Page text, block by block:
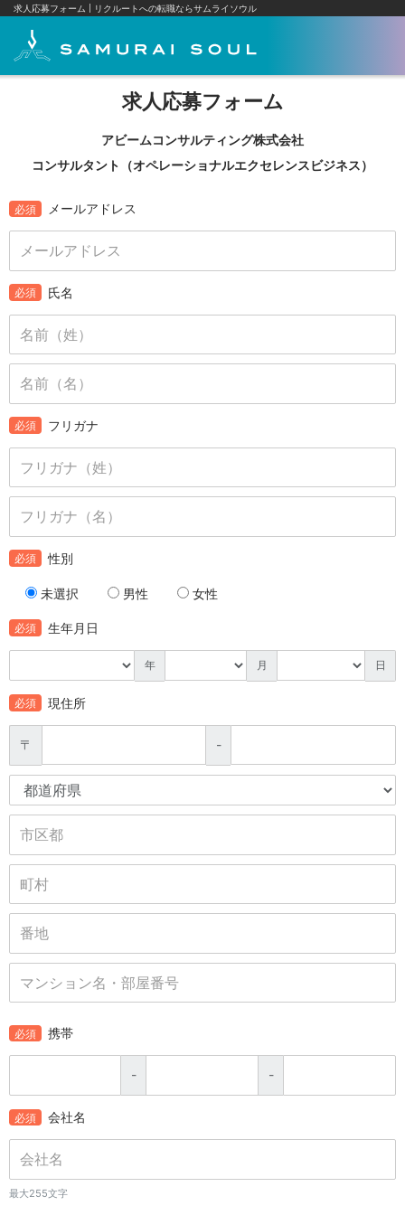
求人応募フォーム リクルートへの転職ならサムライソウル
求人応募フォーム
アビームコンサルティング株式会社
コンサルタント（オペレーショナルエクセレンスビジネス）
必須 メールアドレス
必須 氏名
必須 フリガナ
必須 性別
未選択 男性 女性
必須 生年月日
年 月 日
必須 現住所
〒 -
必須 携帯
- -
必須 会社名
最大255文字